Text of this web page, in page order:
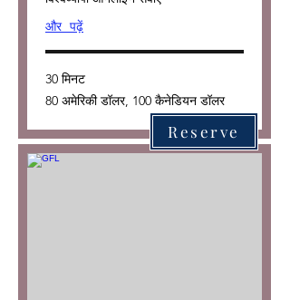
और पढ़ें
30 मिनट
80
अमेरिकी
डॉलर
80 अमेरिकी डॉलर, 100 कैनेडियन डॉलर
Reserve